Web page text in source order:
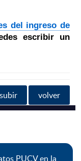
del ingreso de
escribir un
subir volver
PUCV en la